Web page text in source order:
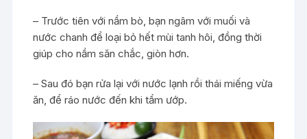
– Trước tiên với nầm bò, bạn ngâm với muối và
nước chanh để loại bỏ hết mùi tanh hôi, đồng thời
giúp cho nầm săn chắc, giòn hơn.
– Sau đó bạn rửa lại với nước lạnh rồi thái miếng vừa
ăn, để ráo nước đến khi tẩm ướp.